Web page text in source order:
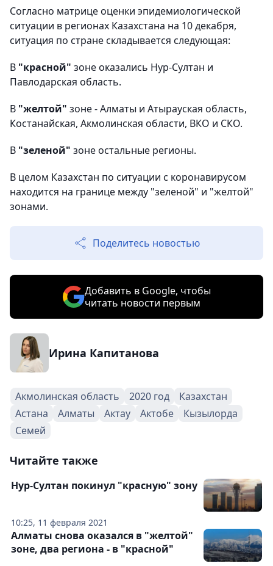
Согласно матрице оценки эпидемиологической
ситуации в регионах Казахстана на 10 декабря,
ситуация по стране складывается следующая:
В "красной" зоне оказались Нур-Султан и
Павлодарская область.
В "желтой" зоне - Алматы и Атырауская область,
Костанайская, Акмолинская области, ВКО и СКО.
В "зеленой" зоне остальные регионы.
В целом Казахстан по ситуации с коронавирусом
находится на границе между "зеленой" и "желтой"
зонами.
Поделитесь новостью
Добавить в Google, чтобы
читать новости первым
Ирина Капитанова
Акмолинская область 2020 год
Казахстан
Астана
Алматы Актау Актобе
Кызылорда
Семей
Читайте также
10:25, 11 февраля 2021
Нур-Султан покинул "красную" зону
Алматы снова оказался в "желтой"
зоне, два региона - в "красной"